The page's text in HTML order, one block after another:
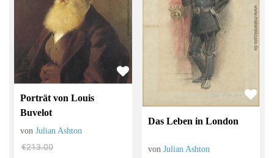
Porträt von Louis
Buvelot
vonJulian Ashton
€213.00
Das Leben in London
vonJulian Ashton